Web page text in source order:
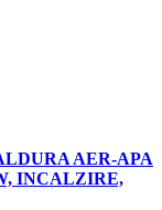
AER-APA
INCALZIRE,